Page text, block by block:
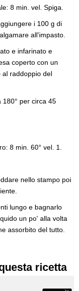
8 min. vel. Spiga.
i 100 g di
all'impasto.
e infarinato e
coperto con un
al raddoppio del
per circa 45
8 min. 60° vel. 1.
nello stampo poi
lungo e bagnarlo
un po' alla volta
assorbito del tutto.
ricetta